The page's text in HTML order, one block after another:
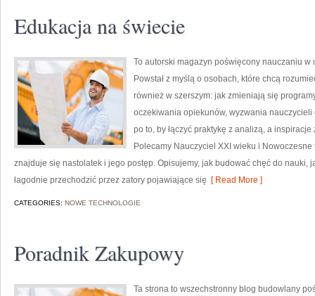
Edukacja na świecie
To autorski magazyn poświęcony nauczaniu
Powstał z myślą o osobach, które chcą
również w szerszym: jak zmieniają się
oczekiwania opiekunów, wyzwania
po to, by łączyć praktykę z analizą, a
Polecamy Nauczyciel XXI wieku i
znajduje się nastolatek i jego postęp. Opisujemy, jak budować chęć do nauki,
łagodnie przechodzić przez zatory pojawiające się [ Read More ]
CATEGORIES: NOWE TECHNOLOGIE
Poradnik Zakupowy
Ta strona to wszechstronny blog budowlany